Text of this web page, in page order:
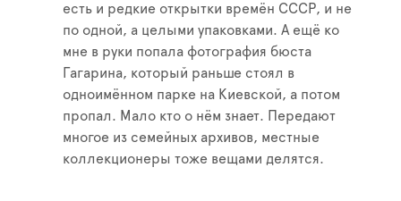
есть и редкие открытки времён СССР, и не
по одной, а целыми упаковками. А ещё ко
мне в руки попала фотография бюста
Гагарина, который раньше стоял в
одноимённом парке на Киевской, а потом
пропал. Мало кто о нём знает. Передают
многое из семейных архивов, местные
коллекционеры тоже вещами делятся.